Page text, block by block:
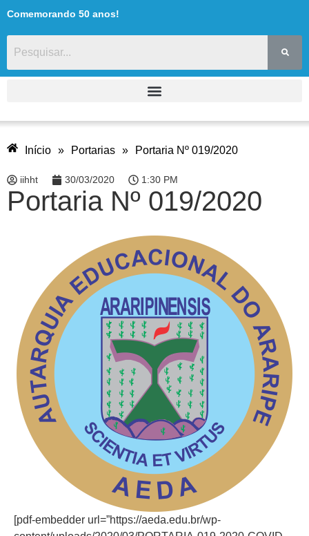
Comemorando 50 anos!
Início » Portarias » Portaria Nº 019/2020
iihht 30/03/2020 1:30 PM
Portaria Nº 019/2020
[pdf-embedder url=”https://aeda.edu.br/wp-